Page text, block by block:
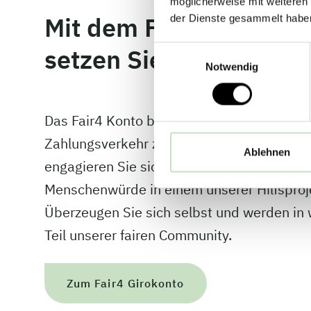
der Dienste gesammelt
Notwendig
Ablehnen
Mit dem Fair4
setzen Sie ein Zeichen.
Das Fair4 Konto bietet modernen und
Zahlungsverkehr zum fairen Preis. Und mit
engagieren Sie sich automatisch für
Menschenwürde in einem unserer
Überzeugen Sie sich selbst und werden in
Teil unserer fairen Community.
Zum Fair4 Girokonto